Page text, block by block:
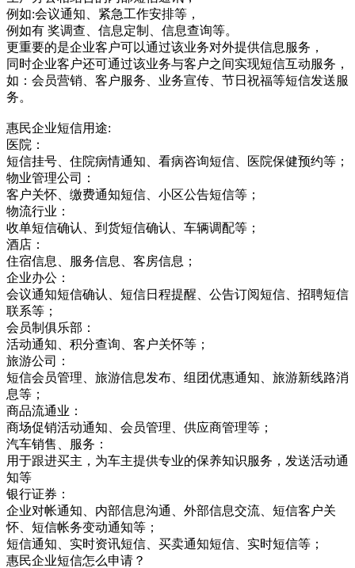
例如:会议通知、紧急工作安排等，
例如有 奖调查、信息定制、信息查询等。
更重要的是企业客户可以通过该业务对外提供信息服务，
同时企业客户还可通过该业务与客户之间实现短信互动服务，
如：会员营销、客户服务、业务宣传、节日祝福等短信发送服
务。
惠民企业短信用途:
医院：
短信挂号、住院病情通知、看病咨询短信、医院保健预约等；
物业管理公司：
客户关怀、缴费通知短信、小区公告短信等；
物流行业：
收单短信确认、到货短信确认、车辆调配等；
酒店：
住宿信息、服务信息、客房信息；
企业办公：
会议通知短信确认、短信日程提醒、公告订阅短信、招聘短信
联系等；
会员制俱乐部：
活动通知、积分查询、客户关怀等；
旅游公司：
短信会员管理、旅游信息发布、组团优惠通知、旅游新线路消
息等；
商品流通业：
商场促销活动通知、会员管理、供应商管理等；
汽车销售、服务：
用于跟进买主，为车主提供专业的保养知识服务，发送活动通
知等
银行证券：
企业对帐通知、内部信息沟通、外部信息交流、短信客户关
怀、短信帐务变动通知等；
短信通知、实时资讯短信、买卖通知短信、实时短信等；
惠民企业短信怎么申请？